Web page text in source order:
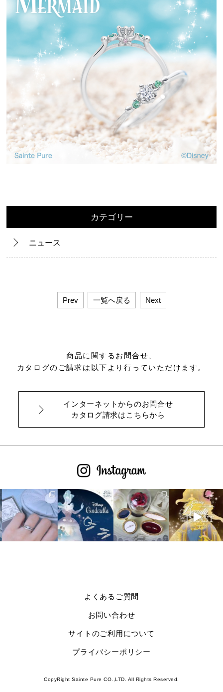
カテゴリー
ニュース
Prev 一覧へ戻る Next
商品に関するお問合せ、
カタログのご請求は以下より行っていただけます。
インターネットからのお問合せ
カタログ請求はこちらから
よくあるご質問
お問い合わせ
サイトのご利用について
プライバシーポリシー
CopyRight Sainte Pure CO.,LTD. All Rights Reserved.